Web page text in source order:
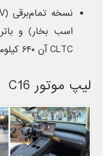
CLTC آن ۶۴۰ کیلومتر اعلام شده است.
لیپ موتور C16